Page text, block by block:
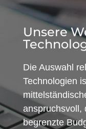
Unsere
Die Auswahl
Technologien
anspruchsvoll,
begrenzte